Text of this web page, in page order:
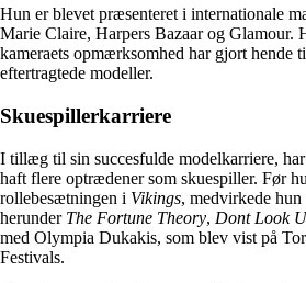
Hun er blevet præsenteret i internationale
Marie Claire, Harpers Bazaar og Glamour.
kameraets opmærksomhed har gjort hende
eftertragtede modeller.
Skuespillerkarriere
I tillæg til sin succesfulde modelkarriere,
haft flere optrædener som skuespiller. Før
rollebesætningen i Vikings, medvirkede
herunder The Fortune Theory, Dont Look
med Olympia Dukakis, som blev vist på
Festivals.